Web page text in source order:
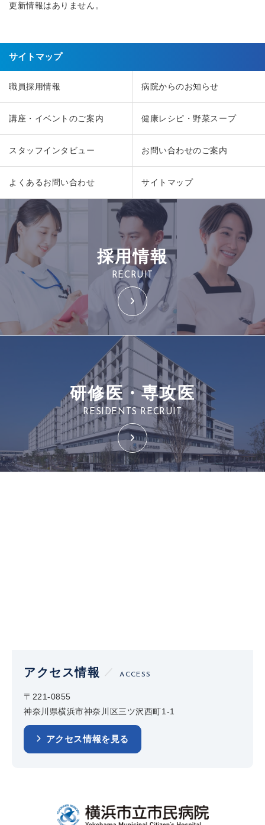
更新情報はありません。
サイトマップ
職員採用情報 病院からのお知らせ
講座・イベントのご案内 健康レシピ・野菜スープ
スタッフインタビュー お問い合わせのご案内
よくあるお問い合わせ サイトマップ
採用情報
RECRUIT
研修医・専攻医
RESIDENTS RECRUIT
アクセス情報 ACCESS
〒221-0855
神奈川県横浜市神奈川区三ツ沢西町1-1
アクセス情報を見る